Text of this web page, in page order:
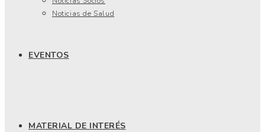
Noticias de Salud
EVENTOS
MATERIAL DE INTERÉS